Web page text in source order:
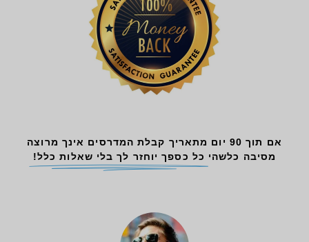
אם תוך 90 יום מתאריך קבלת המדרסים אינך מרוצה
מסיבה כלשהי כל כספך יוחזר לך בלי שאלות כלל!